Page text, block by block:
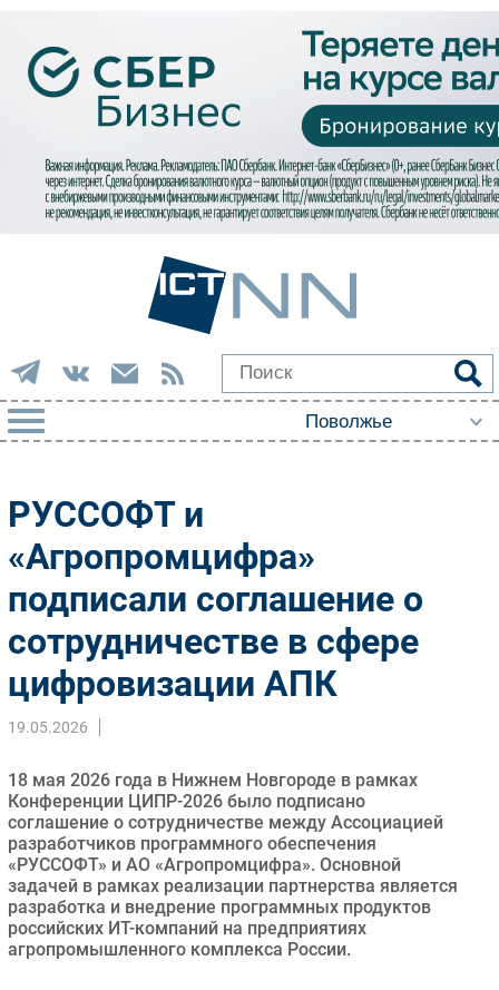
Импорто­замещение
Автоматизация Промышленности
Интернет
Мобильная связь
Фиксированная связь
Интеграция
Рынок ПК
Торговые сети
Оборудование
ПО
Outsourcing
Кадры
Регулирование
Финансы
РУССОФТ и
«Агропромцифра»
подписали соглашение о
сотрудничестве в сфере
цифровизации АПК
19.05.2026
18 мая 2026 года в Нижнем Новгороде в рамках
Конференции ЦИПР-2026 было подписано
соглашение о сотрудничестве между Ассоциацией
разработчиков программного обеспечения
«РУССОФТ» и АО «Агропромцифра». Основной
задачей в рамках реализации партнерства является
разработка и внедрение программных продуктов
российских ИТ-компаний на предприятиях
агропромышленного комплекса России.